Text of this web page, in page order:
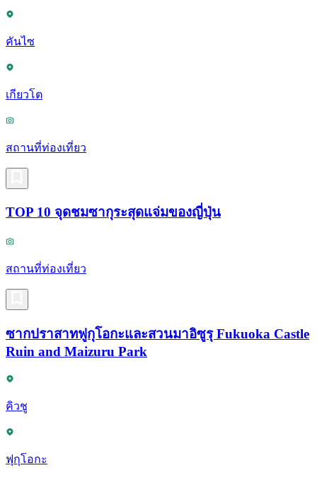
คันไซ
เกียวโต
สถานที่ท่องเที่ยว
TOP 10 จุดชมซากุระสุดแจ่มของญี่ปุ่น
สถานที่ท่องเที่ยว
ซากปราสาทฟูกุโอกะและสวนมาอิซูรุ Fukuoka Castle
Ruin and Maizuru Park
คิวชู
ฟุกุโอกะ